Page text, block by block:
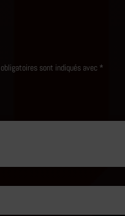
sont indiqués avec *